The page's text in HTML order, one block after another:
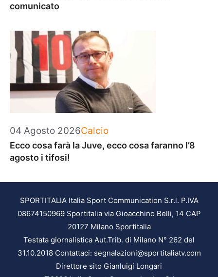
comunicato
04 Agosto 2026Categorie
Calcio
Ecco cosa farà la Juve, ecco cosa faranno l’8
agosto i tifosi!
SPORTITALIA Italia Sport Communication S.r.l. P.IVA
08674150969 Sportitalia via Gioacchino Belli, 14 CAP
20127 Milano Sportitalia
Testata giornalistica Aut.Trib. di Milano N° 262 del
31.10.2018 Contattaci: segnalazioni@sportitaliatv.com
Direttore sito Gianluigi Longari